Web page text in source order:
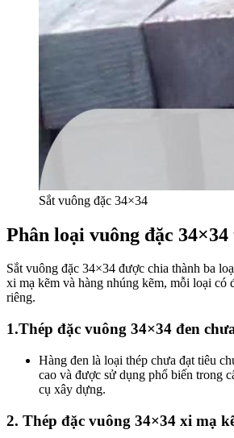
Sắt vuông đặc 34×34
Phân loại vuông đặc
Sắtvuông đặc 34×34 được chia thành ba
xi mạ kẽm và hàng nhúng kẽm, mỗi loại có
riêng.
1.Thép đặc vuông 34×34 đen
Hàng đen là loại thép chưa đạt tiêu
cao và được sử dụng phổ biến trong
cụ xây dựng.
2. Thép đặc vuông 34×34 xi mạ